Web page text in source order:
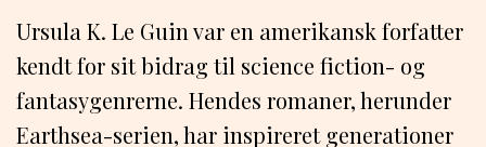
Ursula K. Le Guin var en amerikansk forfatter
kendt for sit bidrag til science fiction- og
fantasygenrerne. Hendes romaner, herunder
Earthsea-serien, har inspireret generationer